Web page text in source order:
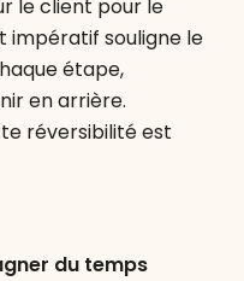
le client pour le
impératif souligne le
étape,
en arrière.
réversibilité est
»
du temps